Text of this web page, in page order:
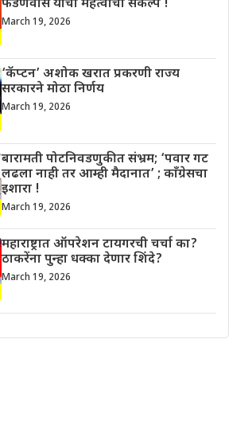
फडणवीस यांचा महत्वाचा संकल्प !
March 19, 2026
‘कॅप्टन’ अशोक खरात प्रकरणी राज्य
सरकारने मोठा निर्णय
March 19, 2026
बारामती पोटनिवडणुकीत संभ्रम; ‘पवार गट
लढला नाही तर आम्ही मैदानात’ ; काँग्रेसचा
इशारा !
March 19, 2026
महाराष्ट्रात ऑपरेशन टायगरची चर्चा का?
ठाकरेंना पुन्हा धक्का देणार शिंदे?
March 19, 2026